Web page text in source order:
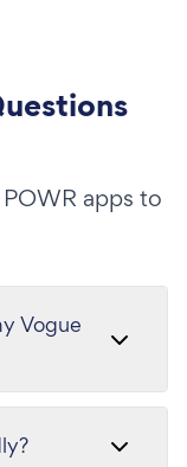
apps to
Vogue